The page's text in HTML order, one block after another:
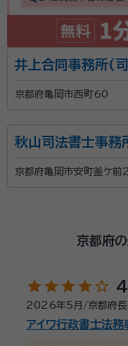
井上合同事務所(
京都府亀岡市西町60
秋山司法書士事務
京都府亀岡市安町釜ケ
京都府
starstarstarstarstar_outline 4
2026年5月 /京都府
アイワ行政書士法務